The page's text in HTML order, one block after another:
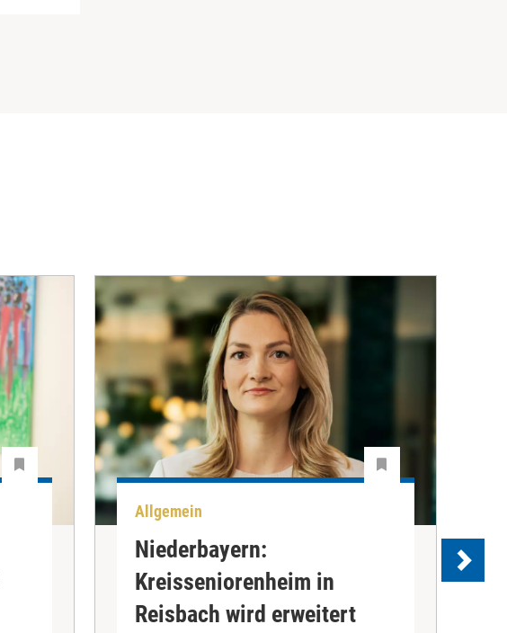
Allgemein
Niederbayern:
Kreisseniorenheim in
Reisbach wird erweitert